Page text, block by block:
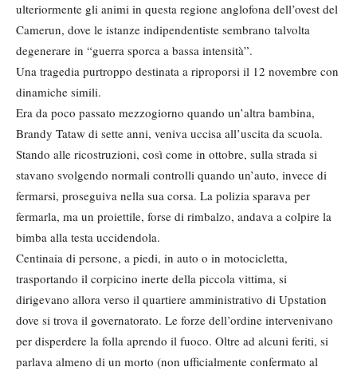
ulteriormente gli animi in questa regione anglofona dell’ovest del
Camerun, dove le istanze indipendentiste sembrano talvolta
degenerare in “guerra sporca a bassa intensità”.
Una tragedia purtroppo destinata a riproporsi il 12 novembre con
dinamiche simili.
Era da poco passato mezzogiorno quando un’altra bambina,
Brandy Tataw di sette anni, veniva uccisa all’uscita da scuola.
Stando alle ricostruzioni, così come in ottobre, sulla strada si
stavano svolgendo normali controlli quando un’auto, invece di
fermarsi, proseguiva nella sua corsa. La polizia sparava per
fermarla, ma un proiettile, forse di rimbalzo, andava a colpire la
bimba alla testa uccidendola.
Centinaia di persone, a piedi, in auto o in motocicletta,
trasportando il corpicino inerte della piccola vittima, si
dirigevano allora verso il quartiere amministrativo di Upstation
dove si trova il governatorato. Le forze dell’ordine intervenivano
per disperdere la folla aprendo il fuoco. Oltre ad alcuni feriti, si
parlava almeno di un morto (non ufficialmente confermato al